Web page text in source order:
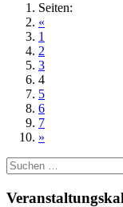
Seiten:
«
1
2
3
4
5
6
7
»
Suchen
nach: